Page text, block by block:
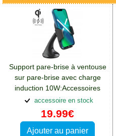
Support pare-brise à ventouse
sur pare-brise avec charge
induction 10W:Accessoires
Xiaomi 14 Ultra
accessoire en stock
19.99€
Ajouter au panier